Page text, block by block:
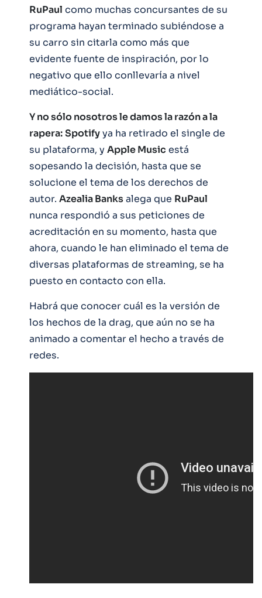
RuPaul como muchas concursantes de su
programa hayan terminado subiéndose a
su carro sin citarla como más que
evidente fuente de inspiración, por lo
negativo que ello conllevaría a nivel
mediático-social.
Y no sólo nosotros le damos la razón a la
rapera:Spotifyya ha retirado el single de
su plataforma, y Apple Music está
sopesando la decisión, hasta que se
solucione el tema de los derechos de
autor. Azealia Banksalega que RuPaul
nunca respondió a sus peticiones de
acreditación en su momento, hasta que
ahora, cuando le han eliminado el tema de
diversas plataformas de streaming, se ha
puesto en contacto con ella.
Habrá que conocer cuál es la versión de
los hechos de la drag, que aún no se ha
animado a comentar el hecho a través de
redes.